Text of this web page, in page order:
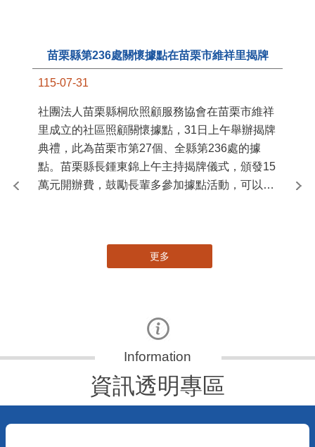
苗栗縣第236處關懷據點在苗栗市維祥里揭牌
115-07-31
社團法人苗栗縣桐欣照顧服務協會在苗栗市維祥
里成立的社區照顧關懷據點，31日上午舉辦揭牌
典禮，此為苗栗市第27個、全縣第236處的據
點。苗栗縣長鍾東錦上午主持揭牌儀式，頒發15
萬元開辦費，鼓勵長輩多參加據點活動，可以更
縣
更多
資訊透明專區